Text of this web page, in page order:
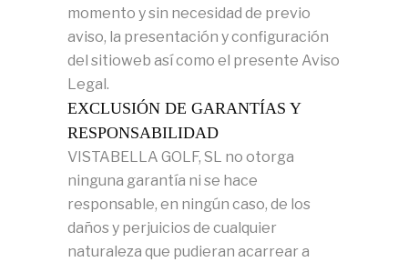
momento y sin necesidad de previo
aviso, la presentación y configuración
del sitioweb así como el presente Aviso
Legal.
EXCLUSIÓN DE GARANTÍAS Y
RESPONSABILIDAD
VISTABELLA GOLF, SL no otorga
ninguna garantía ni se hace
responsable, en ningún caso, de los
daños y perjuicios de cualquier
naturaleza que pudieran acarrear a